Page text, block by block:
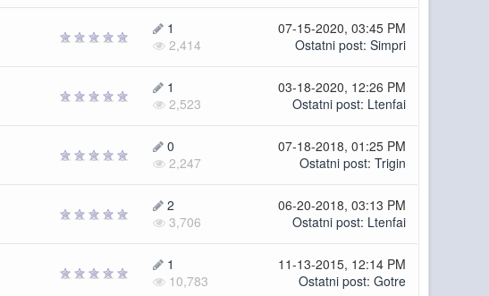
1
2,414
07-15-2020, 03:45 PM
Ostatni post: Simpri
1
2,523
03-18-2020, 12:26 PM
Ostatni post: Ltenfai
0
2,247
07-18-2018, 01:25 PM
Ostatni post: Trigin
2
3,706
06-20-2018, 03:13 PM
Ostatni post: Ltenfai
1
10,783
11-13-2015, 12:14 PM
Ostatni post: Gotre